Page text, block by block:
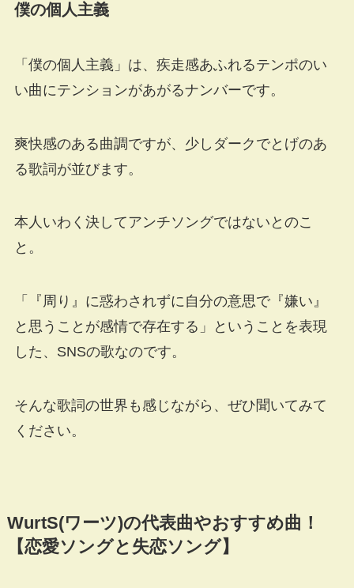
僕の個人主義
「僕の個人主義」は、疾走感あふれるテンポのい
い曲にテンションがあがるナンバーです。
爽快感のある曲調ですが、少しダークでとげのあ
る歌詞が並びます。
本人いわく決してアンチソングではないとのこ
と。
「『周り』に惑わされずに自分の意思で『嫌い』
と思うことが感情で存在する」ということを表現
した、SNSの歌なのです。
そんな歌詞の世界も感じながら、ぜひ聞いてみて
ください。
WurtS(ワーツ)の代表曲やおすすめ曲！
【恋愛ソングと失恋ソング】